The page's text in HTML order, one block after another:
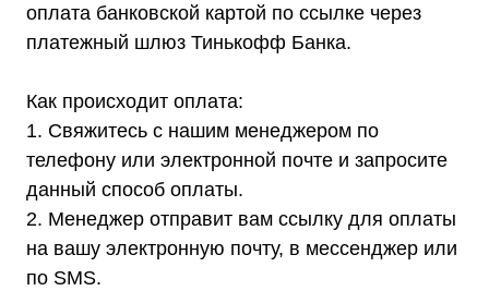
оплата банковской картой по ссылке через
платежный шлюз Тинькофф Банка.
Как происходит оплата:
1. Свяжитесь с нашим менеджером по
телефону или электронной почте и запросите
данный способ оплаты.
2. Менеджер отправит вам ссылку для оплаты
на вашу электронную почту, в мессенджер или
по SMS.
не является публичной офертой
© 2021-2026 Официальный дилер «Штиль»
Политика конфиденциальности